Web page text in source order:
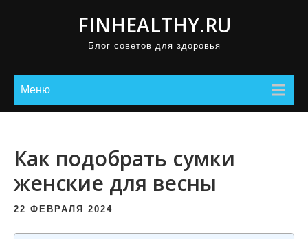
FINHEALTHY.RU
Блог советов для здоровья
Меню
Как подобрать сумки
женские для весны
22 ФЕВРАЛЯ 2024